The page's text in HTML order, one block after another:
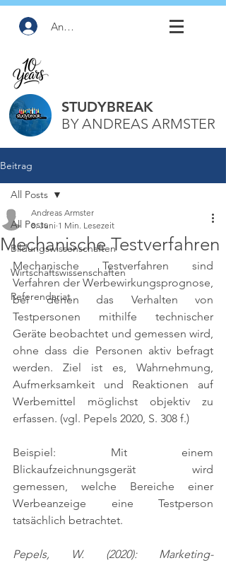
Anmelden
STUDYBREAK
BY ANDREAS ARMSTER
Beitrag
All Posts
Bildungswissenschaften
Wirtschaftswissenschaften
Referendariat
All Posts
Mechanische Testverfahren
Andreas Armster
8. Juni 1 Min. Lesezeit
Mechanische Testverfahren sind
Verfahren der Werbewirkungsprognose,
bei denen das Verhalten von
Testpersonen mithilfe technischer
Geräte beobachtet und gemessen wird,
ohne dass die Personen aktiv befragt
werden. Ziel ist es, Wahrnehmung,
Aufmerksamkeit und Reaktionen auf
Werbemittel möglichst objektiv zu
erfassen. (vgl. Pepels 2020, S. 308 f.)
Beispiel: Mit einem
Blickaufzeichnungsgerät wird
gemessen, welche Bereiche einer
Werbeanzeige eine Testperson
tatsächlich betrachtet.
Pepels, W. (2020): Marketing-